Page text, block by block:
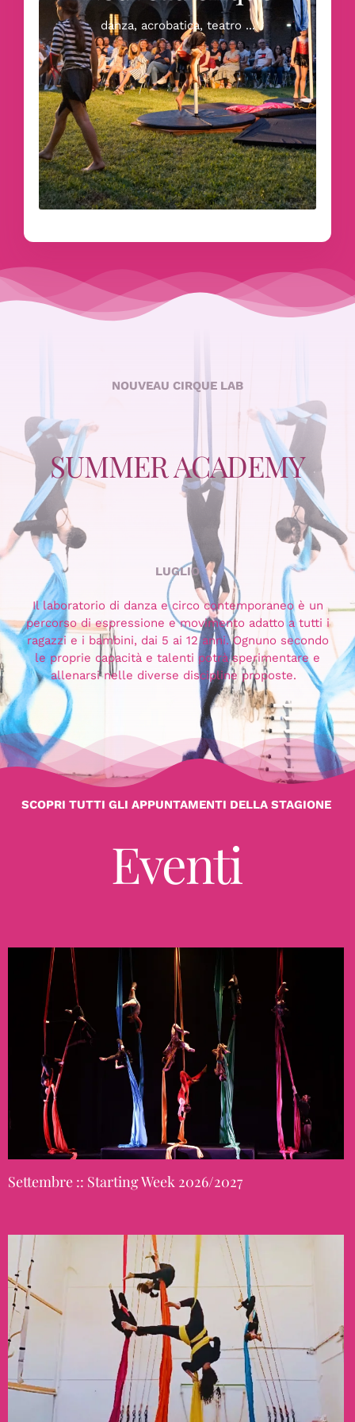
danza, acrobatica, teatro ...
ricerche al confine tra danza e circo,
sempre però con un forte riguardo verso
la componente musicale. Acrobati e
aerialists, equilibristi e danzatori,
musicisti e giocolieri fondono insieme le
loro abilità in performance uniche e
strabilianti che narrano una storia e
discostandosi dal circo tradizionale si
avvicinano al teatro colto, in un forte
cambiamento culturale.
NOUVEAU CIRQUE LAB
SUMMER ACADEMY
LUGLIO
Il laboratorio di danza e circo contemporaneo è un
percorso di espressione e movimento adatto a tutti i
ragazzi e i bambini, dai 5 ai 12 anni. Ognuno secondo
le proprie capacità e talenti potrà sperimentare e
allenarsi nelle diverse discipline proposte.
SCOPRI TUTTI GLI APPUNTAMENTI DELLA STAGIONE
Eventi
Settembre :: Starting Week 2026/2027